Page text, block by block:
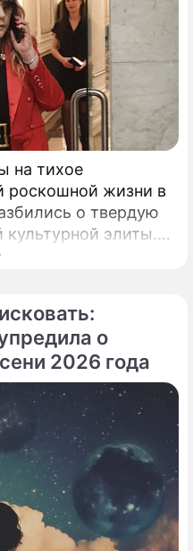
на тихое
роскошной жизни в
о твердую
культурной элиты.
камбэка 75-
о
2026 года